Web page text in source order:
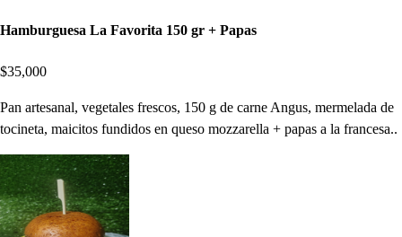
Hamburguesa La Favorita 150 gr + Papas
$35,000
Pan artesanal, vegetales frescos, 150 g de carne Angus, mermelada de
tocineta, maicitos fundidos en queso mozzarella + papas a la francesa..